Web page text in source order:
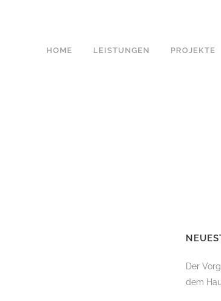
HOME LEISTUNGEN PROJEKTE
Der
dem